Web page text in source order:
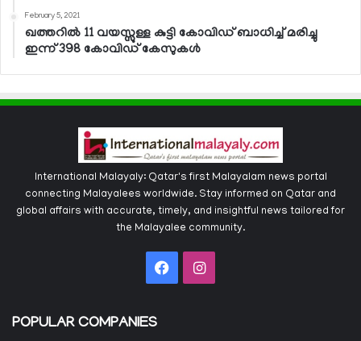
February 5, 2021
ഖത്തറില്‍ 11 വയസ്സുള്ള കുട്ടി കോവിഡ് ബാധിച്ച് മരിച്ചു
ഇന്ന് 398 കോവിഡ് കേസുകള്‍
International Malayaly: Qatar's first Malayalam news portal
connecting Malayalees worldwide. Stay informed on Qatar and
global affairs with accurate, timely, and insightful news tailored for
the Malayalee community.
FacebookInstagram
POPULAR COMPANIES